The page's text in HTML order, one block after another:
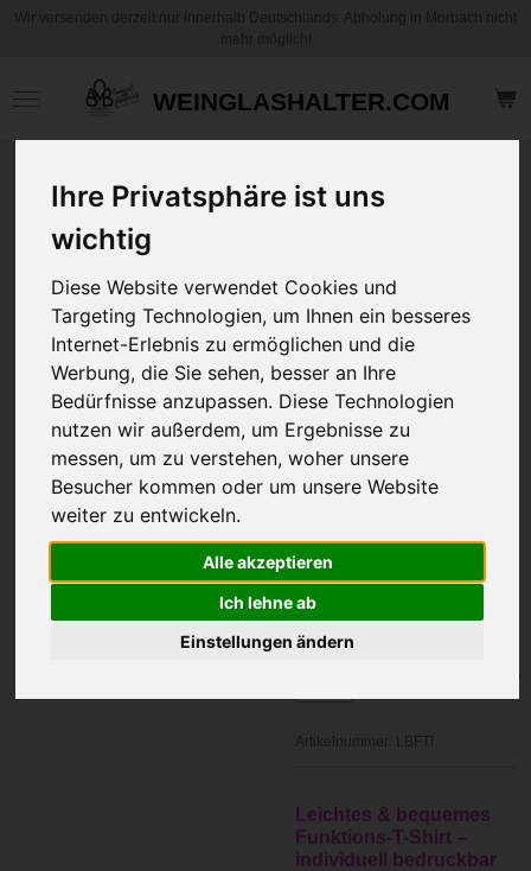
Ihre Privatsphäre ist uns
wichtig
Diese Website verwendet Cookies und
Targeting Technologien, um Ihnen ein besseres
Internet-Erlebnis zu ermöglichen und die
Werbung, die Sie sehen, besser an Ihre
Bedürfnisse anzupassen. Diese Technologien
nutzen wir außerdem, um Ergebnisse zu
messen, um zu verstehen, woher unsere
Besucher kommen oder um unsere Website
weiter zu entwickeln.
Alle akzeptieren
Ich lehne ab
Einstellungen ändern
WEINGLASHALTER.COM
Leichtes &
bequemes
bedruckbar
29,95 €
zzgl.Versandkosten
Artikelnummer:
Leichtes & bequemes
Funktions-T-Shirt –
individuell bedruckbar